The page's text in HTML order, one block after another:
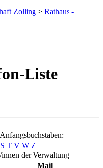
Zolling > Rathaus -
Liste
S T V W Z
der Verwaltung
Mail